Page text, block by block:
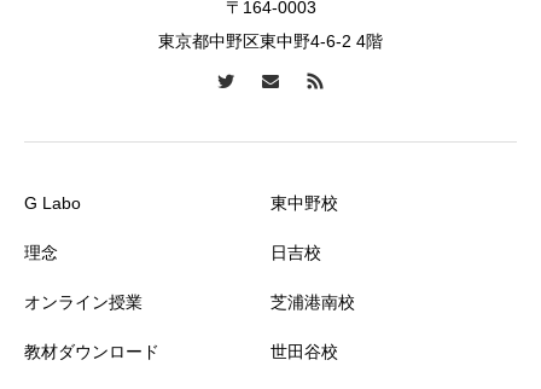
〒164-0003
東京都中野区東中野4-6-2 4階
G Labo
理念
オンライン授業
教材ダウンロード
東中野校
日吉校
芝浦港南校
世田谷校